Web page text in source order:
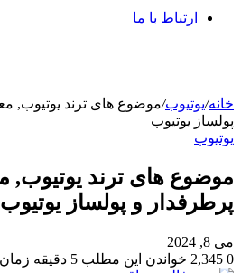
ارتباط با ما
خانه/یوتیوب/
پولساز یوتیوب
یوتیوب
پرطرفدار و پولساز یوتیوب
می 8, 2024
0
خواندن این مطلب 5 دقیقه زمان میبرد